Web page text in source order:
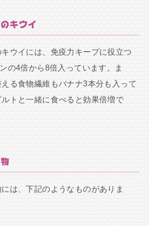
キウイ
ウイには、免疫力キープに役立つ
の4倍から8倍入っています。ま
る食物繊維もバナナ3本分も入って
トと一緒に食べると効果倍増で
は、下記のようなものがありま